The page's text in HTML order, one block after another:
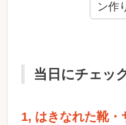
ン作
当日にチェッ
1, はきなれた靴・